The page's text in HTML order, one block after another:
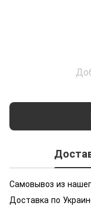
Самовывоз из
Доставка по